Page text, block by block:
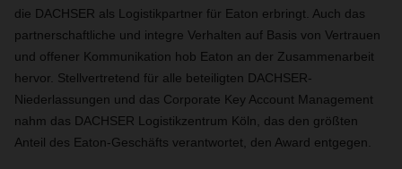
die DACHSER als Logistikpartner für Eaton erbringt. Auch das
partnerschaftliche und integre Verhalten auf Basis von Vertrauen
und offener Kommunikation hob Eaton an der Zusammenarbeit
hervor. Stellvertretend für alle beteiligten DACHSER-
Niederlassungen und das Corporate Key Account Management
nahm das DACHSER Logistikzentrum Köln, das den größten
Anteil des Eaton-Geschäfts verantwortet, den Award entgegen.